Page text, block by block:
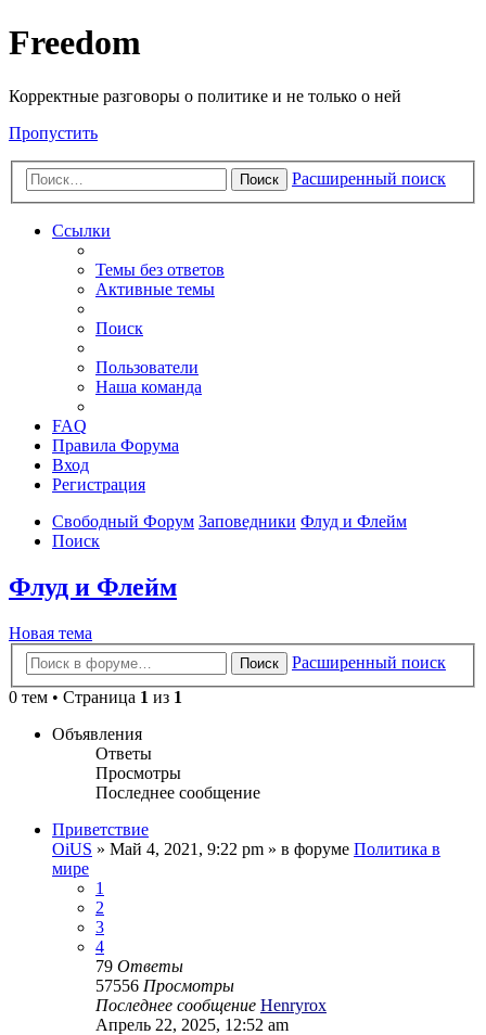
Freedom
Корректные разговоры о политике и не только о ней
Пропустить
Поиск Расширенный поиск
Ссылки
Темы без ответов
Активные темы
Поиск
Пользователи
Наша команда
FAQ
Правила Форума
Вход
Регистрация
Свободный Форум Заповедники Флуд и Флейм
Поиск
Флуд и Флейм
Новая тема
Поиск
Расширенный поиск
0 тем • Страница 1 из 1
Объявления
Ответы
Просмотры
Последнее сообщение
Приветствие
OiUS » Май 4, 2021, 9:22 pm » в форуме Политика в
мире
1
2
3
4
79 Ответы
57556 Просмотры
Последнее сообщение Henryrox
Апрель 22, 2025, 12:52 am